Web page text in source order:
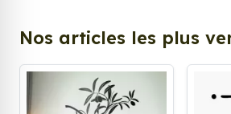
Nos articles les plus